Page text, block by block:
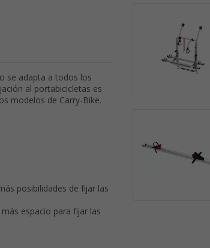
se adapta a todos los
al portabicicletas es
modelos de Carry-Bike.
posibilidades de fijar las
espacio para fijar las